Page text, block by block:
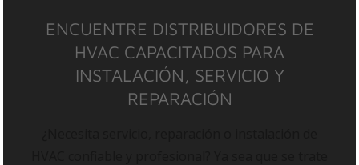
ENCUENTRE DISTRIBUIDORES DE
HVAC CAPACITADOS PARA
INSTALACIÓN, SERVICIO Y
REPARACIÓN